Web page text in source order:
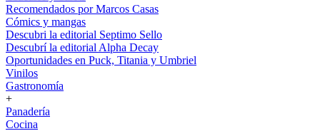
Recomendados por Marcos Casas
Cómics y mangas
Descubri la editorial Septimo Sello
Descubrí la editorial Alpha Decay
Oportunidades en Puck, Titania y Umbriel
Vinilos
Gastronomía
+
Panadería
Cocina